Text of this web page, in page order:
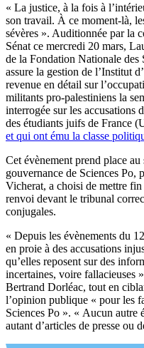
« La justice, à la fois à
son travail. À ce moment-là,
sévères ». Auditionnée par la
Sénat ce mercredi 20 mars,
de la Fondation Nationale
assure la gestion de l’Institut
revenue en détail sur
militants pro-palestiniens la
interrogée sur les accusations
des étudiants juifs de France
et qui ont ému la classe
Cet évènement prend place
gouvernance de Sciences Po,
Vicherat, a choisi de mettre
renvoi devant le tribunal
conjugales.
« Depuis les évènements du
en proie à des accusations
qu’elles reposent sur des
incertaines, voire fallacieuses
Bertrand Dorléac, tout en
l’opinion publique « pour les
Sciences Po ». « Aucun autre
autant d’articles de presse ou